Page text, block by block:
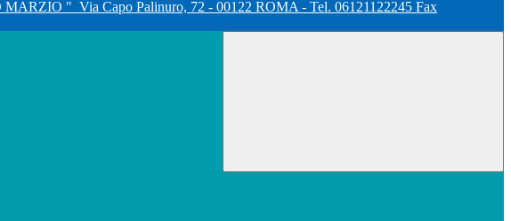
MARZIO " Via Capo Palinuro, 72 - 00122 ROMA - Tel. 06121122245 Fax